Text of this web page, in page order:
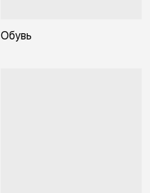
Обувь